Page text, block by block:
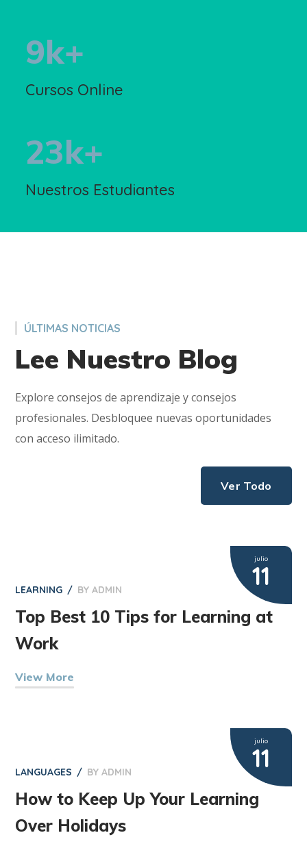
9k+
Cursos Online
23k+
Nuestros Estudiantes
ÚLTIMAS NOTICIAS
Lee Nuestro Blog
Explore consejos de aprendizaje y consejos
profesionales. Desbloquee nuevas oportunidades
con acceso ilimitado.
Ver Todo
julio
11
LEARNING BYADMIN
Top Best 10 Tips for Learning at
Work
View More
julio
11
LANGUAGES BYADMIN
How to Keep Up Your Learning
Over Holidays